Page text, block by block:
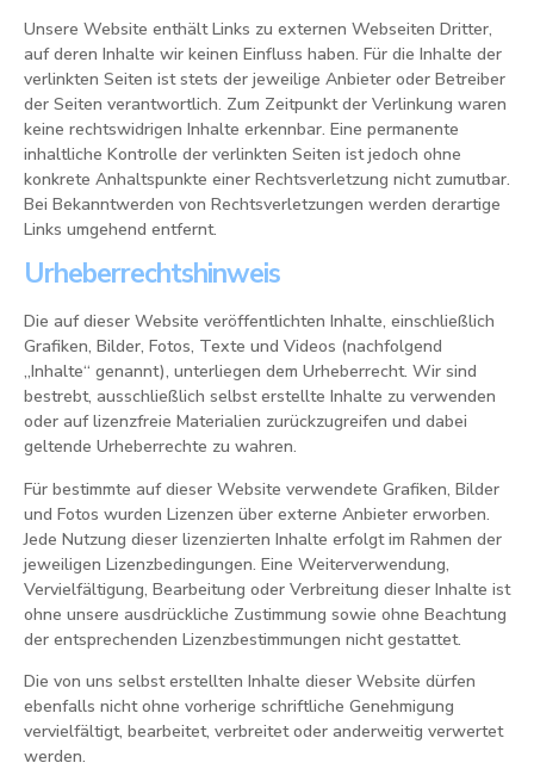
Unsere Website enthält Links zu externen Webseiten Dritter,
auf deren Inhalte wir keinen Einfluss haben. Für die Inhalte der
verlinkten Seiten ist stets der jeweilige Anbieter oder Betreiber
der Seiten verantwortlich. Zum Zeitpunkt der Verlinkung waren
keine rechtswidrigen Inhalte erkennbar. Eine permanente
inhaltliche Kontrolle der verlinkten Seiten ist jedoch ohne
konkrete Anhaltspunkte einer Rechtsverletzung nicht zumutbar.
Bei Bekanntwerden von Rechtsverletzungen werden derartige
Links umgehend entfernt.
Urheberrechtshinweis
Die auf dieser Website veröffentlichten Inhalte, einschließlich
Grafiken, Bilder, Fotos, Texte und Videos (nachfolgend
„Inhalte“ genannt), unterliegen dem Urheberrecht. Wir sind
bestrebt, ausschließlich selbst erstellte Inhalte zu verwenden
oder auf lizenzfreie Materialien zurückzugreifen und dabei
geltende Urheberrechte zu wahren.
Für bestimmte auf dieser Website verwendete Grafiken, Bilder
und Fotos wurden Lizenzen über externe Anbieter erworben.
Jede Nutzung dieser lizenzierten Inhalte erfolgt im Rahmen der
jeweiligen Lizenzbedingungen. Eine Weiterverwendung,
Vervielfältigung, Bearbeitung oder Verbreitung dieser Inhalte ist
ohne unsere ausdrückliche Zustimmung sowie ohne Beachtung
der entsprechenden Lizenzbestimmungen nicht gestattet.
Die von uns selbst erstellten Inhalte dieser Website dürfen
ebenfalls nicht ohne vorherige schriftliche Genehmigung
vervielfältigt, bearbeitet, verbreitet oder anderweitig verwertet
werden.